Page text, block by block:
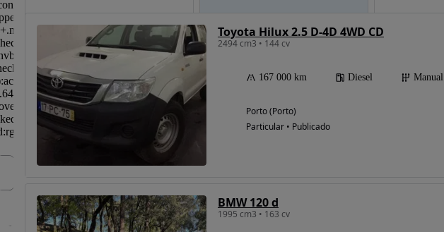
Possibilidade de
Toyota Hilux 2.5 D-4D 4WD CD
2494 cm3 • 144 cv
167 000 km Diesel Manual
Porto (Porto)
Particular • Publicado
BMW 120 d
1995 cm3 • 163 cv